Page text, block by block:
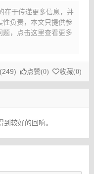
在于传递更多信息，并
性负责，本文只提供参
题，点击这里查看更多
点赞(0) 收藏(0)
较好的回响。